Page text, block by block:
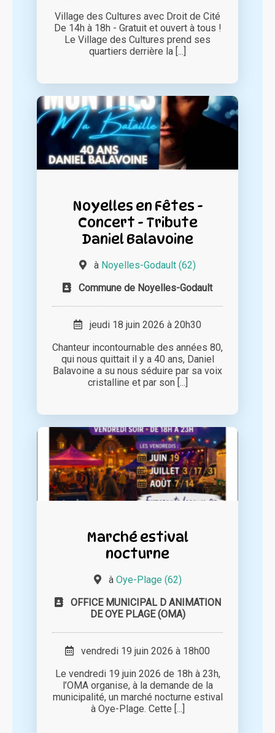
Village des Cultures avec Droit de Cité
De 14h à 18h - Gratuit et ouvert à tous !
Le Village des Cultures prend ses
quartiers derrière la [...]
Noyelles en Fêtes -
Concert - Tribute
Daniel Balavoine
à Noyelles-Godault (62)
Commune de Noyelles-Godault
jeudi 18 juin 2026 à 20h30
Chanteur incontournable des années 80,
qui nous quittait il y a 40 ans, Daniel
Balavoine a su nous séduire par sa voix
cristalline et par son [...]
Marché estival
nocturne
à Oye-Plage (62)
OFFICE MUNICIPAL D ANIMATION
DE OYE PLAGE (OMA)
vendredi 19 juin 2026 à 18h00
Le vendredi 19 juin 2026 de 18h à 23h,
l’OMA organise, à la demande de la
municipalité, un marché nocturne estival
à Oye-Plage. Cette [...]